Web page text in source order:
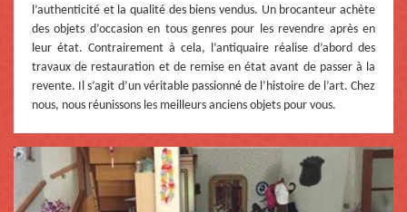
l’authenticité et la qualité des biens vendus. Un brocanteur achète
des objets d’occasion en tous genres pour les revendre après en
leur état. Contrairement à cela, l’antiquaire réalise d’abord des
travaux de restauration et de remise en état avant de passer à la
revente. Il s’agit d’un véritable passionné de l’histoire de l’art. Chez
nous, nous réunissons les meilleurs anciens objets pour vous.